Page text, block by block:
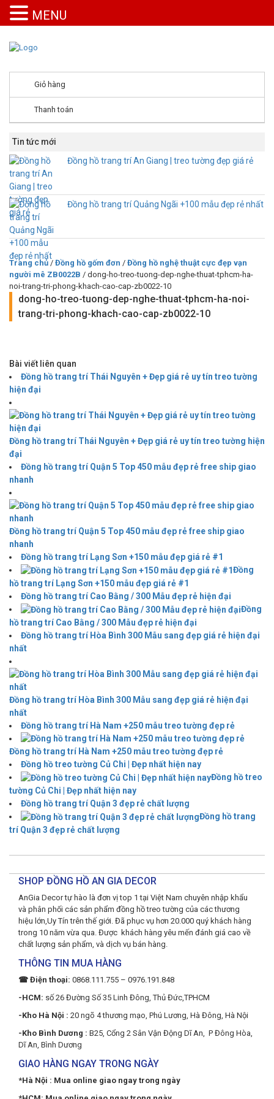
Giỏ hàng
Thanh toán
Tin tức mới
Đồng hồ trang trí An Giang | treo tường đẹp giá rẻ
Đồng hồ trang trí Quảng Ngãi +100 mẫu đẹp rẻ nhất
Trang chủ / Đồng hồ gốm đơn / Đồng hồ nghệ thuật cực đẹp vạn
người mê ZB0022B / dong-ho-treo-tuong-dep-nghe-thuat-tphcm-ha-
noi-trang-tri-phong-khach-cao-cap-zb0022-10
dong-ho-treo-tuong-dep-nghe-thuat-tphcm-ha-noi-
trang-tri-phong-khach-cao-cap-zb0022-10
Bài viết liên quan
Đồng hồ trang trí Thái Nguyên + Đẹp giá rẻ uy tín treo tường
hiện đại
Đồng hồ trang trí Thái Nguyên + Đẹp giá rẻ uy tín treo tường hiện
đại
Đồng hồ trang trí Quận 5 Top 450 mẫu đẹp rẻ free ship giao
nhanh
Đồng hồ trang trí Quận 5 Top 450 mẫu đẹp rẻ free ship giao
nhanh
Đồng hồ trang trí Lạng Sơn +150 mẫu đẹp giá rẻ #1
Đồng
hồ trang trí Lạng Sơn +150 mẫu đẹp giá rẻ #1
Đồng hồ trang trí Cao Bằng / 300 Mẫu đẹp rẻ hiện đại
Đồng
hồ trang trí Cao Bằng / 300 Mẫu đẹp rẻ hiện đại
Đồng hồ trang trí Hòa Bình 300 Mẫu sang đẹp giá rẻ hiện đại
nhất
Đồng hồ trang trí Hòa Bình 300 Mẫu sang đẹp giá rẻ hiện đại
nhất
Đồng hồ trang trí Hà Nam +250 mẫu treo tường đẹp rẻ
Đồng hồ trang trí Hà Nam +250 mẫu treo tường đẹp rẻ
Đồng hồ treo tường Củ Chi | Đẹp nhất hiện nay
Đồng hồ treo
tường Củ Chi | Đẹp nhất hiện nay
Đồng hồ trang trí Quận 3 đẹp rẻ chất lượng
Đồng hồ trang
trí Quận 3 đẹp rẻ chất lượng
SHOP ĐỒNG HỒ AN GIA DECOR
AnGia Decor tự hào là đơn vị top 1 tại Việt Nam chuyên nhập khẩu
và phân phối các sản phẩm đồng hồ treo tường của các thương
hiệu lớn,Uy Tín trên thế giới. Đã phục vụ hơn 20.000 quý khách hàng
trong 10 năm vừa qua. Được khách hàng yêu mến đánh giá cao về
chất lượng sản phẩm, và dịch vụ bán hàng.
THÔNG TIN MUA HÀNG
☎ Điện thoại: 0868.111.755 – 0976.191.848
-HCM: số 26 Đường Số 35 Linh Đông, Thủ Đức,TPHCM
-Kho Hà Nội : 20 ngõ 4 thương mạo, Phú Lương, Hà Đông, Hà Nội
-Kho Bình Dương : B25, Cổng 2 Sân Vận Động Dĩ An, P Đông Hòa,
Dĩ An, Bình Dương
GIAO HÀNG NGAY TRONG NGÀY
*Hà Nội : Mua online giao ngay trong ngày
MENU